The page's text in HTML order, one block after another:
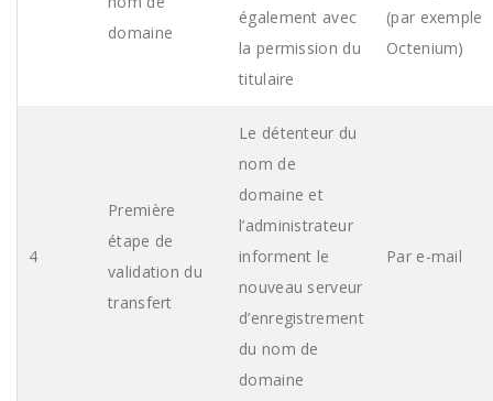
domaine
également avec
la permission du
titulaire
(par exemple
Octenium)
4
Première
étape de
validation du
transfert
Le détenteur du
nom de
domaine et
l’administrateur
informent le
nouveau serveur
d’enregistrement
du nom de
domaine
Par e-mail